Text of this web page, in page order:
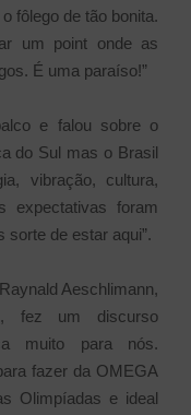
fôlego de tão bonita.
um point onde as
É uma paraíso!”
e falou sobre o
do Sul mas o Brasil
vibração, cultura,
expectativas foram
de estar aqui”.
Aeschlimann,
fez um discurso
muito para nós.
fazer da OMEGA
Olimpíadas e ideal